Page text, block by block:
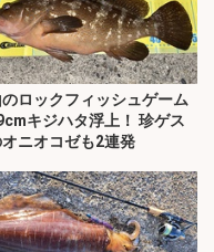
のロックフィッシュゲーム
キジハタ浮上！ 珍ゲス
オニオコゼも2連発